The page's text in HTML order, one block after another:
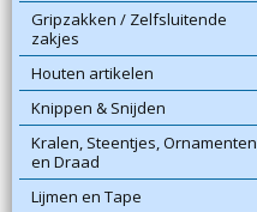
Gripzakken / Zelfsluitende
zakjes
Houten artikelen
Knippen & Snijden
Kralen, Steentjes, Ornamenten
en Draad
Lijmen en Tape